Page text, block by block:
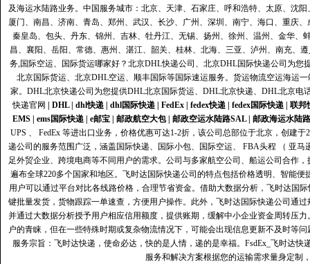
及海运水陆路业务。中国服务城市：北京、天津、石家庄、呼和浩特、太原、沈
厦门、南昌、济南、青岛、郑州、武汉、长沙、广州、深圳、南宁、海口、重庆
秦皇岛、包头、丹东、锦州、吉林、牡丹江、无锡、扬州、徐州、温州、金华
昌、襄阳、岳阳、常德、惠州、湛江、韶关、桂林、北海、三亚、泸州、南充、
务,国际空运、国际货运哪家好？北京DHL快递公司、北京DHL国际快递公司为
北京国际货运、北京DHL空运、顺丰国际等国际速运服务。货运物流空运海运
家。DHL北京快递公司为您提供DHL北京国际货运、DHL北京快递、DHL北京电
快递官网
DHL| dhl快递| dhl国际快递| FedEx| fedex快递| fedex国际快递| 联邦
EMS| ems国际快递| e邮宝| 邮政航空大包| 邮政空运水陆路SAL| 邮政海运水陆路
UPS 、 FedEx 等进出口业务，价格优惠可达1-2折，该公司总部位于北京，创建
递公司的服务范围广泛，涵盖国际快递、国际小包、国际空运、 FBA头程 （ 亚
足外贸企业、跨境电商等不同用户的需求。公司与多家航空公司、船运公司合作
遍布全球220多个国家和地区。飞时达国际快递公司的特点包括价格透明、智能
用户可以通过平台对比各线路价格，合理节省资金。借助大数据分析，飞时达国
键批量发货，货物跟踪一单速查，方便用户操作。此外，飞时达国际快递公司通
并通过大数据分析授予用户相应信用额度，提供账期，缓解中小企业资金周转压
户的青睐，但在一些特殊时期或复杂物流情况下，可能会出现信息更新不及时等
服务宗旨：飞时达快递，使命必达，快的是人情，递的是幸福。FsdEx_飞时达
服务和解决方案根据您的运输需求量身定制